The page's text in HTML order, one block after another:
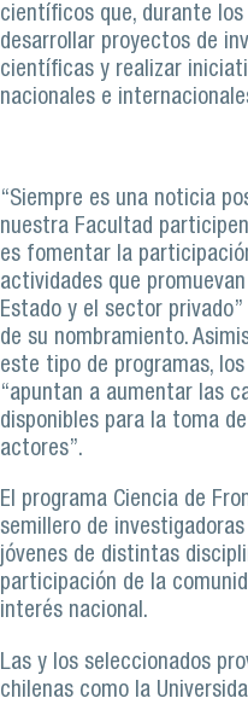
científicos que, durante los
desarrollar proyectos de
científicas y realizar
nacionales e
“Siempre es una noticia
nuestra Facultad
es fomentar la
actividades que
Estado y el sector
de su nombramiento.
este tipo de programas,
“apuntan a aumentar las
disponibles para la toma
actores”.
El programa Ciencia de
semillero de
jóvenes de distintas
participación de la
interés nacional.
Las y los seleccionados
chilenas como la